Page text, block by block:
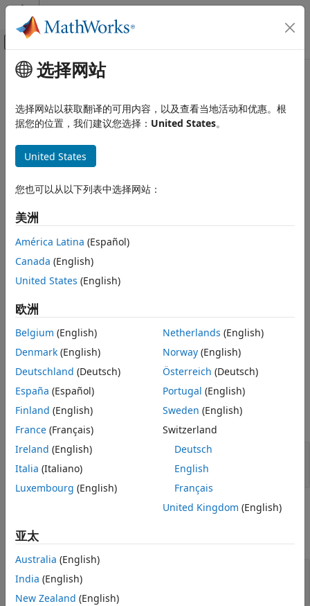
跳到内容
画布外导航菜单切换
文档主页
MATLAB Report Generator
内容生成
本页内容
语法
输出参量
示例
版本历史记录
另请参阅
主要内容
本页采用了机器翻译。点击此处可查看英文原文。
getImageReporter
类:mlreportgen.report.TitlePage
命名空间:mlreportgen.report
获取标题页图像报告器
全页展开
语法
reporter = getImageReporter(titlePage)
返回一个报告器，
TitlePage 报告器 ( ) 使用该报告器来格式化Image
所指定的图像。您可以使用
getImageReporter自定义图像位置和
对齐方式。
输入参数
全部展开
titlePage
报告标题页
报告器对象
全部展开
报告器对象
选择网站
选择网站以获取翻译的可用内容，以及查看当地活动和优惠。根
据您的位置，我们建议您选择： United States。
United States
您也可以从以下列表中选择网站：
美洲
América Latina (Español)
Canada (English)
United States (English)
欧洲
Belgium (English)
Denmark (English)
Deutschland (Deutsch)
España (Español)
Finland (English)
France (Français)
Ireland (English)
Italia (Italiano)
Luxembourg (English)
Netherlands (English)
Norway(English)
Österreich (Deutsch)
Portugal (English)
Sweden (English)
Switzerland
Deutsch
English
Français
United Kingdom (English)
亚太
Australia (English)
India (English)
New Zealand (English)